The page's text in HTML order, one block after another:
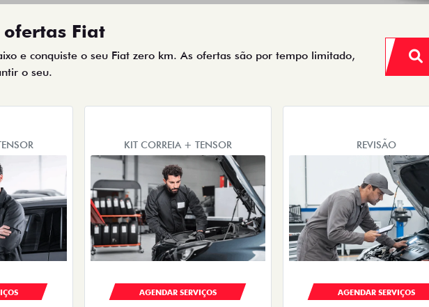
ofertas Fiat
e conquiste o seu Fiat zero km. As ofertas são por tempo limitado,
o seu.
KIT CORREIA + TENSOR
AGENDAR SERVIÇOS
REVISÃO
AGENDAR SERVIÇOS